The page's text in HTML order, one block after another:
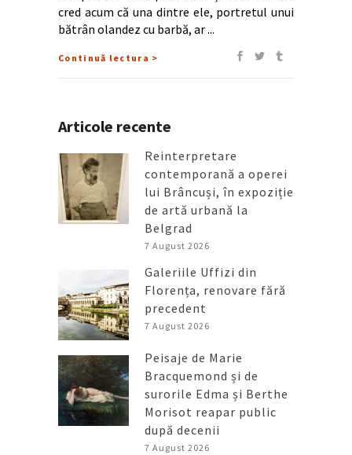
cred acum că una dintre ele, portretul unui
bătrân olandez cu barbă, ar
Continuă lectura >
Articole recente
Reinterpretare
contemporană a operei
lui Brâncuși, în expoziție
de artă urbană la
Belgrad
7 August 2026
Galeriile Uffizi din
Florența, renovare fără
precedent
7 August 2026
Peisaje de Marie
Bracquemond și de
surorile Edma și Berthe
Morisot reapar public
după decenii
7 August 2026